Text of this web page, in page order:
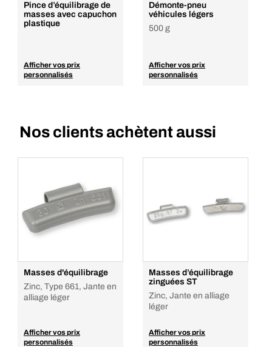
Pince d’équilibrage de
masses avec capuchon
plastique
Afficher vos prix
personnalisés
Démonte-pneu
véhicules légers
500 g
Afficher vos prix
personnalisés
Nos clients achètent aussi
Masses d'équilibrage
Zinc, Type 661, Jante en
alliage léger
Afficher vos prix
personnalisés
Masses d’équilibrage
zinguées ST
Zinc, Jante en alliage
léger
Afficher vos prix
personnalisés